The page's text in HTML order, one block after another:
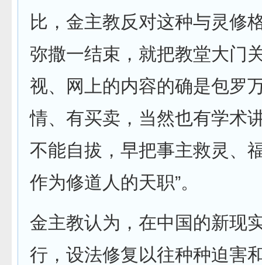
比，金主教反对这种与灵修
弥撒一结束，就把教堂大门
视、网上的内容的确是包罗
情、有买卖，当然也有学术
不能自拔，早把事主救灵、
作为修道人的天职”。
金主教认为，在中国的新现
行，设法修复以往种种迫害